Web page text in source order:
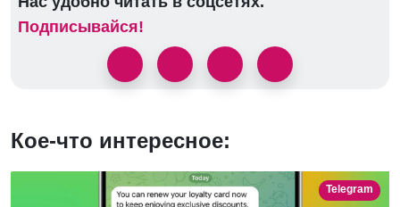
Подписывайся!
Кое-что интересное:
Telegram